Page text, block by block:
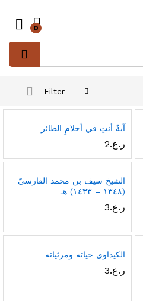
0
Filter
آيةٌ أنتِ في أحلامِ الطائر
ر.ع.2
الشيخ سيف بن محمد الفارسيّ
(١٣٤٨ – ١٤٣٣) هـ
ر.ع.3
الكيذاوي حياته ومرثياته
ر.ع.3